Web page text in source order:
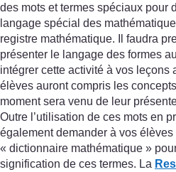
des mots et termes spéciaux pour
langage spécial des
registre mathématique. Il faudra
présenter le langage des formes
intégrer cette activité à vos leçons
élèves auront compris les
moment sera venu de leur
Outre l’utilisation de ces mots en
également demander à vos
« dictionnaire mathématique »
signification de ces termes. La